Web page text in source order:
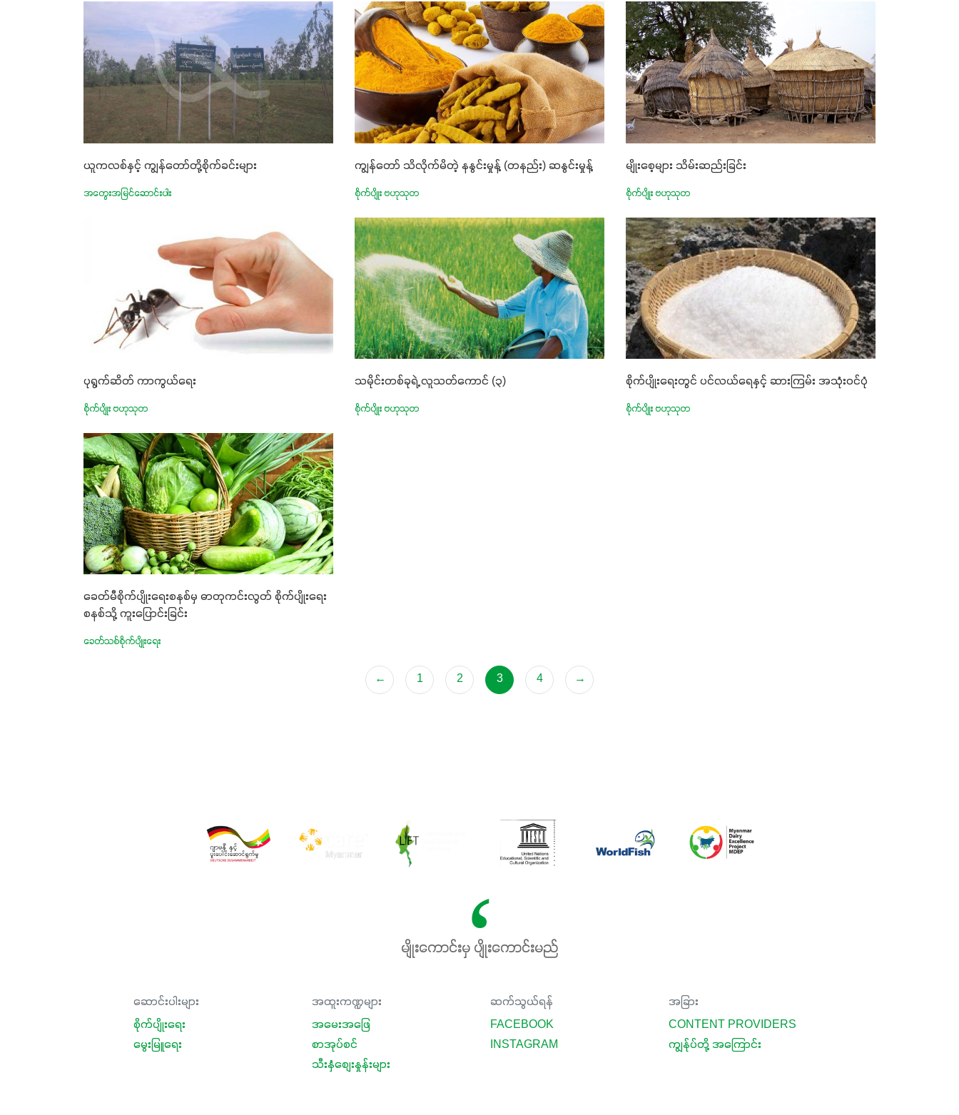
ယူကလစ်နှင့် ကျွန်တော်တို့စိုက်ခင်းများ
အတွေးအမြင်ဆောင်းပါး
ကျွန်တော် သိလိုက်မိတဲ့ နနွင်းမှုန့် (တနည်း) ဆနွင်းမှုန့်
စိုက်ပျိုး ဗဟုသုတ
မျိုးစေ့များ သိမ်းဆည်းခြင်း
စိုက်ပျိုး ဗဟုသုတ
ပုရွက်ဆိတ် ကာကွယ်ရေး
စိုက်ပျိုး ဗဟုသုတ
သမိုင်းတစ်ခုရဲ့ လူသတ်ကောင် (၃)
စိုက်ပျိုး ဗဟုသုတ
စိုက်ပျိုးရေးတွင် ပင်လယ်ရေနှင့် ဆားကြမ်း အသုံးဝင်ပုံ
စိုက်ပျိုး ဗဟုသုတ
ခေတ်မီစိုက်ပျိုးရေးစနစ်မှ ဓာတုကင်းလွတ် စိုက်ပျိုးရေး
စနစ်သို့ ကူးပြောင်းခြင်း
ခေတ်သစ်စိုက်ပျိုးရေး
← 1 2 3 4 →
မျိုးကောင်းမှ ပျိုးကောင်းမည်
ဆောင်းပါးများ
စိုက်ပျိုးရေး
မွေးမြူရေး
အထူးကဏ္ဍများ
အမေးအဖြေ
စာအုပ်စင်
သီးနှံစျေးနှုန်းများ
ဆက်သွယ်ရန်
FACEBOOK
INSTAGRAM
အခြား
CONTENT PROVIDERS
ကျွန်ုပ်တို့ အကြောင်း